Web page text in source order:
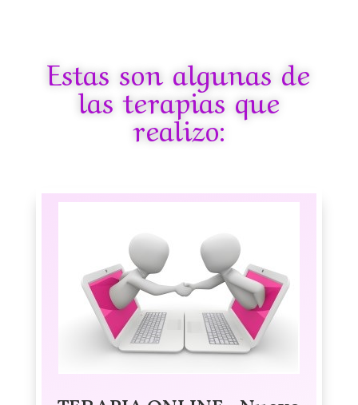
Estas son algunas de
las terapias que
realizo: